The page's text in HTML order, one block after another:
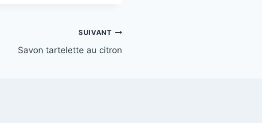
SUIVANT
Savon tartelette au citron